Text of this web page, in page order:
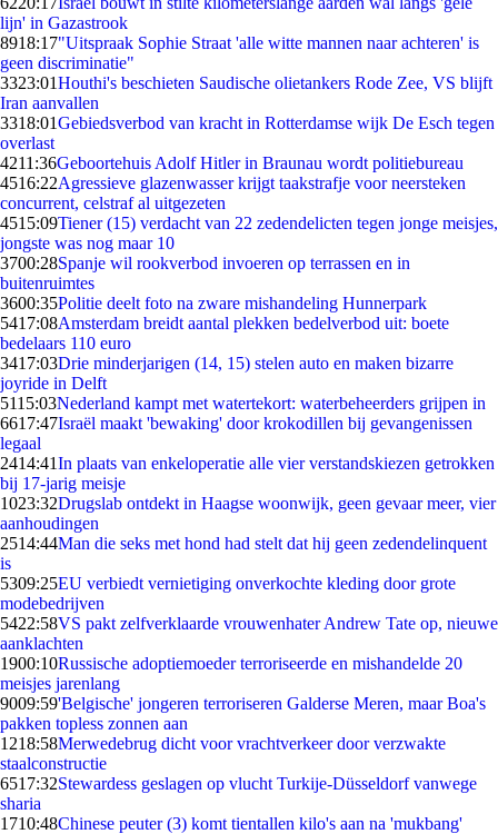
lijn' in Gazastrook
8918:17"Uitspraak Sophie Straat 'alle witte mannen naar achteren' is
geen discriminatie"
3323:01Houthi's beschieten Saudische olietankers Rode Zee, VS blijft
Iran aanvallen
3318:01Gebiedsverbod van kracht in Rotterdamse wijk De Esch tegen
overlast
4211:36Geboortehuis Adolf Hitler in Braunau wordt politiebureau
4516:22Agressieve glazenwasser krijgt taakstrafje voor neersteken
concurrent, celstraf al uitgezeten
4515:09Tiener (15) verdacht van 22 zedendelicten tegen jonge meisjes,
jongste was nog maar 10
3700:28Spanje wil rookverbod invoeren op terrassen en in
buitenruimtes
3600:35Politie deelt foto na zware mishandeling Hunnerpark
5417:08Amsterdam breidt aantal plekken bedelverbod uit: boete
bedelaars 110 euro
3417:03Drie minderjarigen (14, 15) stelen auto en maken bizarre
joyride in Delft
5115:03Nederland kampt met watertekort: waterbeheerders grijpen in
6617:47Israël maakt 'bewaking' door krokodillen bij gevangenissen
legaal
2414:41In plaats van enkeloperatie alle vier verstandskiezen getrokken
bij 17-jarig meisje
1023:32Drugslab ontdekt in Haagse woonwijk, geen gevaar meer, vier
aanhoudingen
2514:44Man die seks met hond had stelt dat hij geen zedendelinquent
is
5309:25EU verbiedt vernietiging onverkochte kleding door grote
modebedrijven
5422:58VS pakt zelfverklaarde vrouwenhater Andrew Tate op, nieuwe
aanklachten
1900:10Russische adoptiemoeder terroriseerde en mishandelde 20
meisjes jarenlang
9009:59'Belgische' jongeren terroriseren Galderse Meren, maar Boa's
pakken topless zonnen aan
1218:58Merwedebrug dicht voor vrachtverkeer door verzwakte
staalconstructie
6517:32Stewardess geslagen op vlucht Turkije-Düsseldorf vanwege
sharia
1710:48Chinese peuter (3) komt tientallen kilo's aan na 'mukbang'